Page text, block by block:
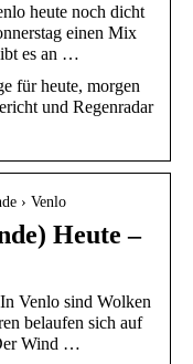
heute noch dicht
einen Mix
es an …
für heute, morgen
und Regenradar
› Venlo
Heute –
Venlo sind Wolken
belaufen sich auf
Wind …